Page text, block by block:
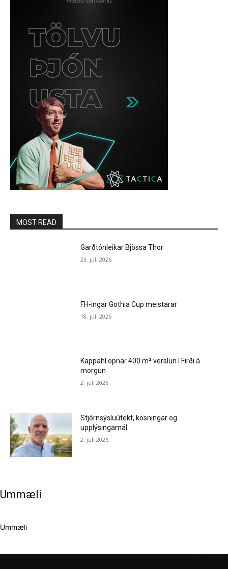
MOST READ
Garðtónleikar Bjössa Thor
23. júlí 2026
FH-ingar Gothia Cup meistarar
18. júlí 2026
Kappahl opnar 400 m² verslun í Firði á
morgun
2. júlí 2026
Stjórnsýsluútekt, kosningar og
upplýsingamál
2. júlí 2026
Ummæli
Ummæli